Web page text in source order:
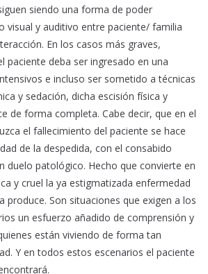
siendo una forma de poder
visual y auditivo entre paciente/ familia
En los casos más graves,
paciente deba ser ingresado en una
e incluso ser sometido a técnicas
y sedación, dicha escisión física y
de forma completa. Cabe decir, que en el
el fallecimiento del paciente se hace
de la despedida, con el consabido
duelo patológico. Hecho que convierte en
y cruel la ya estigmatizada enfermedad
produce. Son situaciones que exigen a los
un esfuerzo añadido de comprensión y
están viviendo de forma tan
Y en todos estos escenarios el paciente